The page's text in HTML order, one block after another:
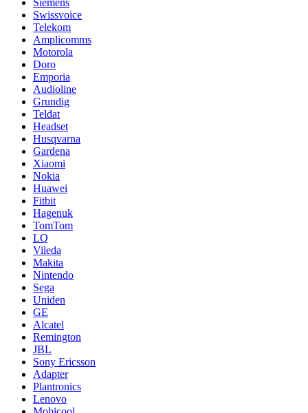
Siemens
Swissvoice
Telekom
Amplicomms
Motorola
Doro
Emporia
Audioline
Grundig
Teldat
Headset
Husqvarna
Gardena
Xiaomi
Nokia
Huawei
Fitbit
Hagenuk
TomTom
LQ
Vileda
Makita
Nintendo
Sega
Uniden
GE
Alcatel
Remington
JBL
Sony Ericsson
Adapter
Plantronics
Lenovo